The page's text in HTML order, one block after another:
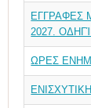
ΕΓΓΡΑΦΕΣ
2027.
ΩΡΕΣ